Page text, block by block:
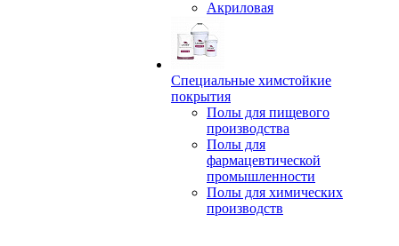
Акриловая
Специальные химстойкие
покрытия
Полы для пищевого
производства
Полы для
фармацевтической
промышленности
Полы для химических
производств